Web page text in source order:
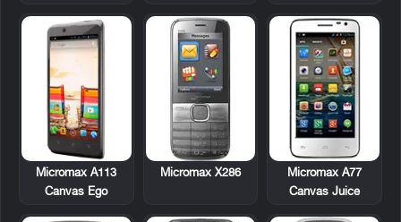
Micromax A77
Canvas Juice
Micromax X286
Micromax A113
Canvas Ego